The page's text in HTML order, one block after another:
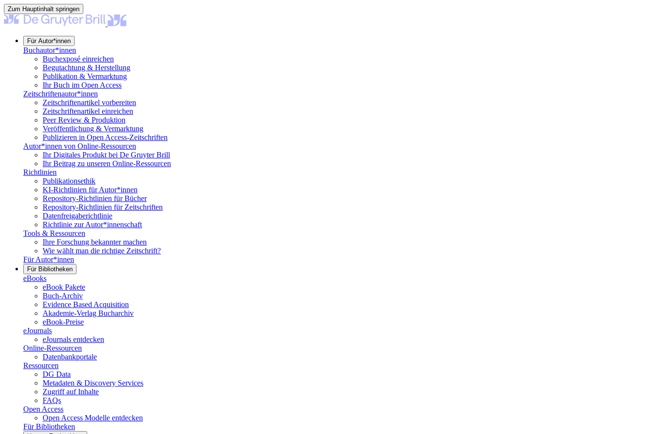
Zum Hauptinhalt springen
Für Autor*innen
Buchautor*innen
Buchexposé einreichen
Begutachtung & Herstellung
Publikation & Vermarktung
Ihr Buch im Open Access
Zeitschriftenautor*innen
Zeitschriftenartikel vorbereiten
Zeitschriftenartikel einreichen
Peer Review & Produktion
Veröffentlichung & Vermarktung
Publizieren in Open Access-Zeitschriften
Autor*innen von Online-Ressourcen
Ihr Digitales Produkt bei De Gruyter Brill
Ihr Beitrag zu unseren Online-Ressourcen
Richtlinien
Publikationsethik
KI-Richtlinien für Autor*innen
Repository-Richtlinien für Bücher
Repository-Richtlinien für Zeitschriften
Datenfreigaberichtlinie
Richtlinie zur Autor*innenschaft
Tools & Ressourcen
Ihre Forschung bekannter machen
Wie wählt man die richtige Zeitschrift?
Für Autor*innen
Für Bibliotheken
eBooks
eBook Pakete
Buch-Archiv
Evidence Based Acquisition
Akademie-Verlag Bucharchiv
eBook-Preise
eJournals
eJournals entdecken
Online-Ressourcen
Datenbankportale
Ressourcen
DG Data
Metadaten & Discovery Services
Zugriff auf Inhalte
FAQs
Open Access
Open Access Modelle entdecken
Für Bibliotheken